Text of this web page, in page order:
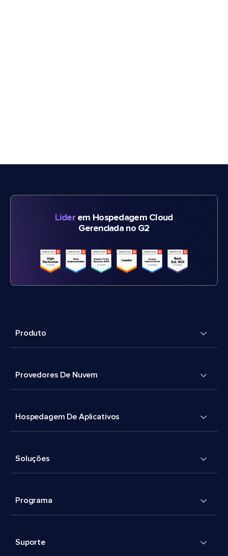
Líderem Hospedagem Cloud
Gerenciada no G2
Produto
Provedores De Nuvem
Hospedagem De Aplicativos
Soluções
Programa
Suporte